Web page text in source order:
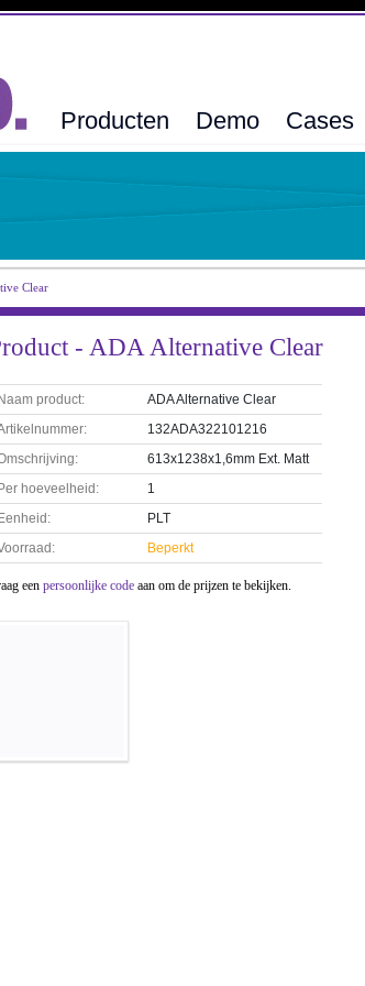
Producten Demo Cases
Clear
- ADA Alternative Clear
product:
ADA Alternative Clear
132ADA322101216
613x1238x1,6mm Ext. Matt
hoeveelheid:
1
PLT
Beperkt
een persoonlijke code aan om de prijzen te bekijken.